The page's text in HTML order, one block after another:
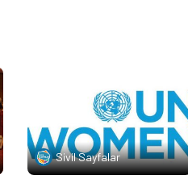
Sivil Sayfalar